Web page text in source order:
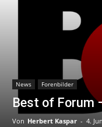
News Forenbilder
Best of Forum
Von Herbert Kaspar - 4.